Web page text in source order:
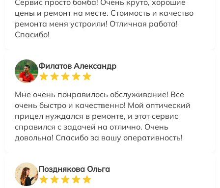
цены и ремонт на месте. Стоимость и качество
ремонта меня устроили! Отличная работа!
Спасибо!
Филатов Александр
Мне очень понравилось обслуживание! Все
очень быстро и качественно! Мой оптический
прицел нуждался в ремонте, и этот сервис
справился с задачей на отлично. Очень
довольна! Спасибо за вашу оперативность!
Позднякова Ольга